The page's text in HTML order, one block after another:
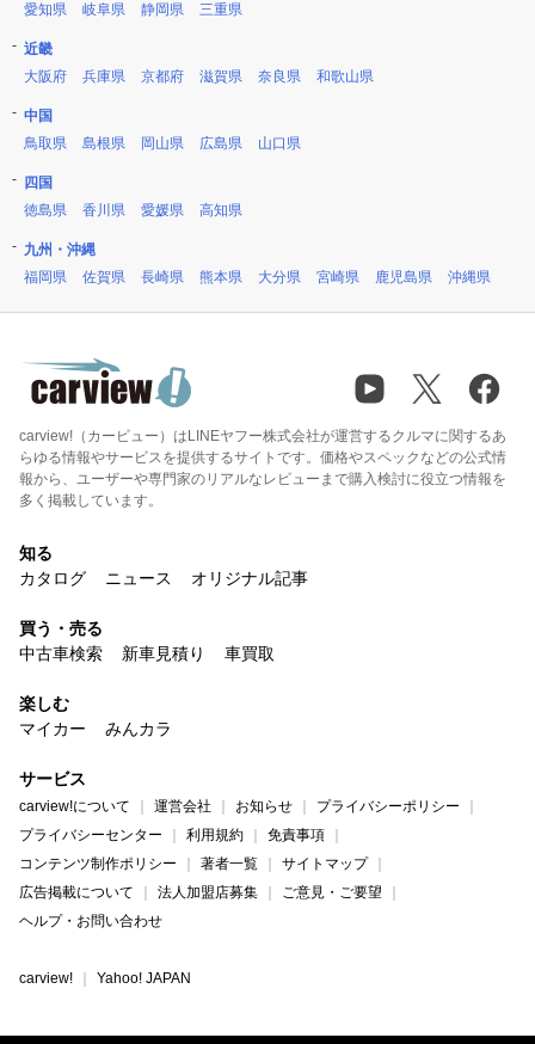
愛知県
岐阜県 静岡県 三重県
近畿
大阪府
兵庫県 京都府 滋賀県 奈良県 和歌山県
中国
鳥取県
島根県 岡山県 広島県 山口県
四国
徳島県
香川県 愛媛県 高知県
九州・沖縄
福岡県
佐賀県 長崎県 熊本県 大分県 宮崎県 鹿児島県 沖縄県
carview!（カービュー）はLINEヤフー株式会社が運営するクルマに関するあ
らゆる情報やサービスを提供するサイトです。価格やスペックなどの公式情
報から、ユーザーや専門家のリアルなレビューまで購入検討に役立つ情報を
多く掲載しています。
知る
カタログ
ニュース オリジナル記事
買う・売る
中古車検索
新車見積り 車買取
楽しむ
マイカー
みんカラ
サービス
carview!について 運営会社 お知らせ
プライバシーポリシー
プライバシーセンター
利用規約
免責事項
コンテンツ制作ポリシー
著者一覧
サイトマップ
広告掲載について
法人加盟店募集
ご意見・ご要望
ヘルプ・お問い合わせ
carview! Yahoo! JAPAN